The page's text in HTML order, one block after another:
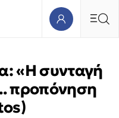
«Η συνταγή
προπόνηση